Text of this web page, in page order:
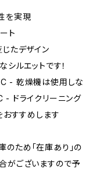
を実現
ト
たデザイン
ルエットです！
- 乾燥機は使用しな
- ドライクリーニング
おすすめします
ため「在庫あり」の
がございますので予